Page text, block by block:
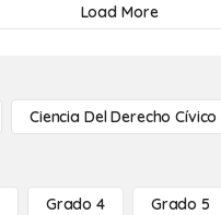
Load More
Ciencia Del Derecho Cívico
Grado 4 Grado 5